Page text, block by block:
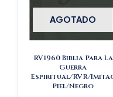
AGOTADO
RV1960 Biblia Para La
Guerra
Espiritual/RVR/
Piel/Negro